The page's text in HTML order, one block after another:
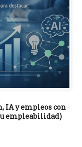
IA y empleos con
empleabilidad)